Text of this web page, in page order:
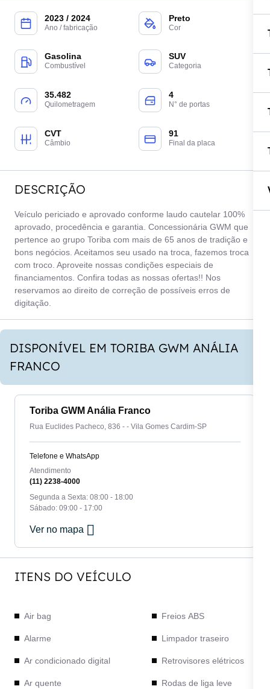
2023 / 2024
Ano / fabricação
Preto
Cor
Gasolina
Combustível
SUV
Categoria
35.482
Quilometragem
4
N° de portas
CVT
Câmbio
91
Final da placa
DESCRIÇÃO
Veículo periciado e aprovado conforme laudo cautelar 100%
aprovado, procedência e garantia. Concessionária GWM que
pertence ao grupo Toriba com mais de 65 anos de tradição e
bons negócios. Aceitamos seu usado na troca, fazemos troca
com troco. Aproveite nossas condições especiais de
financiamentos. Confira todas as nossas ofertas!! Nos
reservamos ao direito de correção de possíveis erros de
digitação.
DISPONÍVEL EM TORIBA GWM ANÁLIA
FRANCO
Toriba GWM Anália Franco
Rua Euclides Pacheco, 836 - - Vila Gomes Cardim-SP
Telefone e WhatsApp
Atendimento
(11) 2238-4000
Segunda a Sexta: 08:00 - 18:00
Sábado: 09:00 - 17:00
Ver no mapa
ITENS DO VEÍCULO
Air bag
Alarme
Ar condicionado digital
Ar quente
Freios ABS
Limpador traseiro
Retrovisores elétricos
Rodas de liga leve